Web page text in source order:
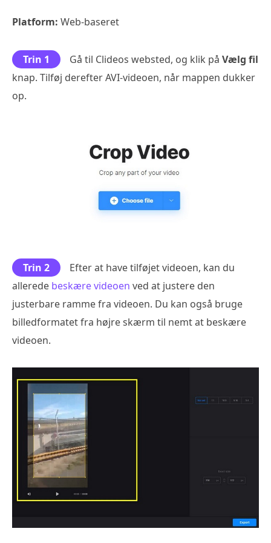
Platform: Web-baseret
Trin 1 Gå til Clideos websted, og klik på Vælg fil
knap. Tilføj derefter AVI-videoen, når mappen dukker
op.
Trin 2
Efter at have tilføjet videoen, kan du
allerede beskære videoen ved at justere den
justerbare ramme fra videoen. Du kan også bruge
billedformatet fra højre skærm til nemt at beskære
videoen.